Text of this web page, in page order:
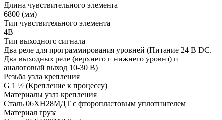
Длина чувствительного элемента
6800 (мм)
Тип чувствительного элемента
4В
Тип выходного сигнала
Два реле для программирования уровней (Питание 24 В DC.
Два выходных реле (верхнего и нижнего уровня) и
аналоговый выход 10-30 В)
Резьба узла крепления
G 1 ½ (Крепление к процессу)
Материалы узла крепления
Сталь 06ХН28МДТ с фторопластовым уплотнителем
Материал груза